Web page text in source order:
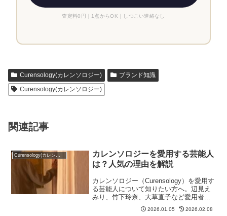
査定料0円｜1点からOK｜しつこい連絡なし
Curensology(カレンソロジー)
ブランド知識
Curensology(カレンソロジー)
関連記事
Curensology(カレンソロジー)
カレンソロジーを愛用する芸能人
は？人気の理由を解説
カレンソロジー（Curensology）を愛用す
る芸能人について知りたい方へ。辺見え
みり、竹下玲奈、大草直子など愛用者と
人気の理由をまとめました。
2026.01.05 2026.02.08